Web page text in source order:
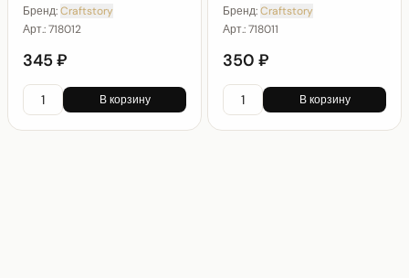
Бренд:Craftstory
Арт.:718012
345 ₽
В корзину
Бренд:Craftstory
Арт.:718011
350 ₽
В корзину